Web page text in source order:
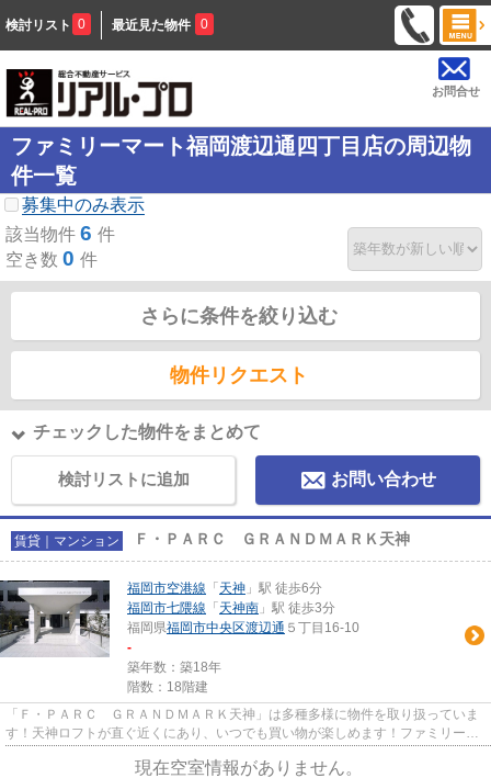
検討リスト 0 最近見た物件 0
お問合せ
ファミリーマート福岡渡辺通四丁目店の周辺物
件一覧
募集中のみ表示
該当物件 6 件
空き数 0 件
さらに条件を絞り込む
物件リクエスト
チェックした物件をまとめて
検討リストに追加 お問い合わせ
賃貸｜マンション Ｆ・ＰＡＲＣ ＧＲＡＮＤＭＡＲＫ天神
福岡市空港線 「天神 」駅 徒歩6分
福岡市七隈線 「天神南 」駅 徒歩3分
福岡県福岡市中央区渡辺通 ５丁目16-10
-
築年数：築18年
階数：18階建
「Ｆ・ＰＡＲＣ ＧＲＡＮＤＭＡＲＫ天神」は多種多様に物件を取り扱っていま
す！天神ロフトが直ぐ近くにあり、いつでも買い物が楽しめます！ファミリーか
らのニーズが高い2LDKになっ...
現在空室情報がありません。